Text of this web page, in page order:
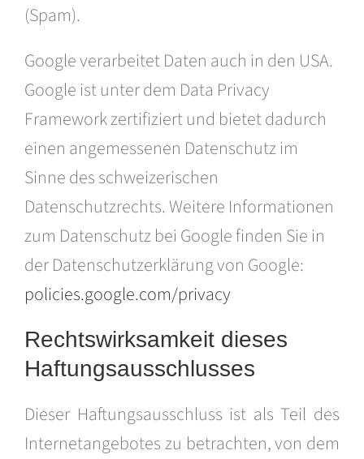
(Spam).
Google verarbeitet Daten auch in den USA.
Google ist unter dem Data Privacy
Framework zertifiziert und bietet dadurch
einen angemessenen Datenschutz im
Sinne des schweizerischen
Datenschutzrechts. Weitere Informationen
zum Datenschutz bei Google finden Sie in
der Datenschutzerklärung von Google:
policies.google.com/privacy
Rechtswirksamkeit dieses
Haftungsausschlusses
Dieser Haftungsausschluss ist als Teil des
Internetangebotes zu betrachten, von dem